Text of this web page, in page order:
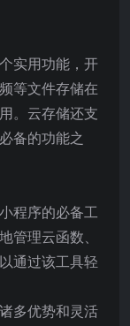
实用功能，开
等文件存储在
。云存储还支
备的功能之
程序的必备工
管理云函数、
通过该工具轻
多优势和灵活